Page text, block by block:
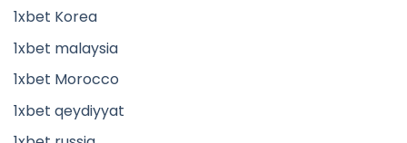
1xbet Korea
1xbet malaysia
1xbet Morocco
1xbet qeydiyyat